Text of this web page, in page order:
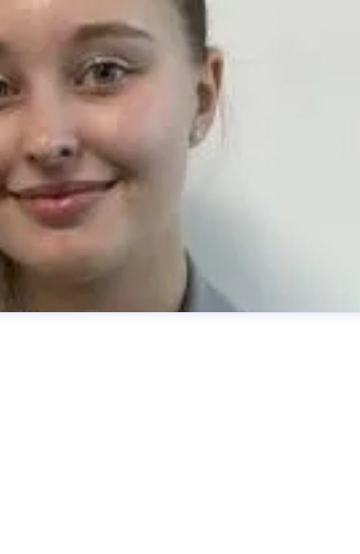
International
manuela.koester-
118